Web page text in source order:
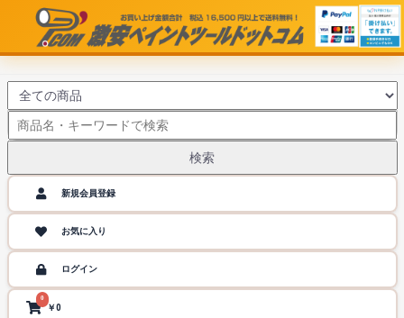
検索
新規会員登録
お気に入り
ログイン
0
￥0